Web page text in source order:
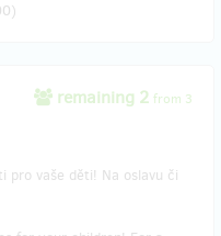
)
remaining 2 from 3
pro vaše děti! Na oslavu či